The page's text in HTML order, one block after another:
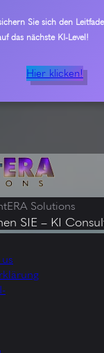
Sie sich den
das nächste KI-Level!
Hier klicken!
Solutions
SIE – KI